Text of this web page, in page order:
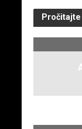
Pročitajte